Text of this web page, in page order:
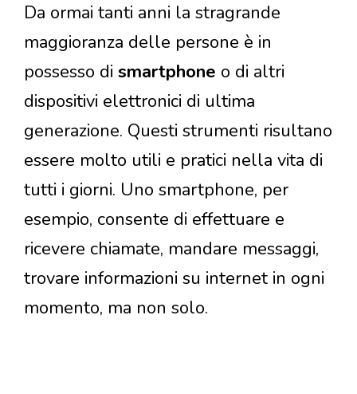
Da ormai tanti anni la stragrande
maggioranza delle persone è in
possesso di smartphone o di altri
dispositivi elettronici di ultima
generazione. Questi strumenti risultano
essere molto utili e pratici nella vita di
tutti i giorni. Uno smartphone, per
esempio, consente di effettuare e
ricevere chiamate, mandare messaggi,
trovare informazioni su internet in ogni
momento, ma non solo.